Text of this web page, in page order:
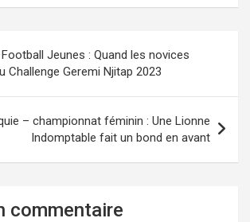
ail ta
g
er
Jeunes : Quand les novices
Challenge Geremi Njitap 2023
– championnat féminin : Une Lionne
Indomptable fait un bond en avant
commentaire